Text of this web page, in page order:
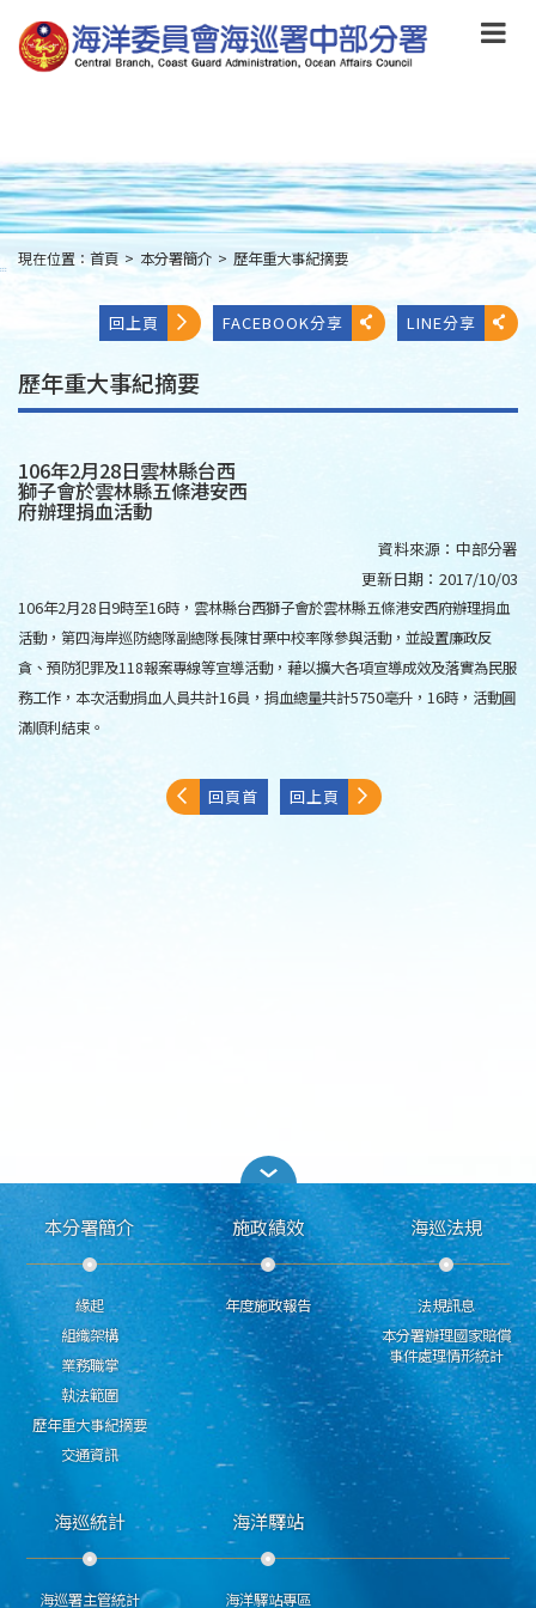
到
主
要
main
content
:::
現在位置： 首頁 > 本分署簡介 > 歷年重大事紀摘要
回上頁 FACEBOOK分享 LINE分享
歷年重大事紀摘要
106年2月28日雲林縣台西
獅子會於雲林縣五條港安西
府辦理捐血活動
資料來源： 中部分署
更新日期： 2017/10/03
106年2月28日9時至16時，雲林縣台西獅子會於雲林縣五條港安西府辦理捐血
活動，第四海岸巡防總隊副總隊長陳甘栗中校率隊參與活動，並設置廉政反
貪、預防犯罪及118報案專線等宣導活動，藉以擴大各項宣導成效及落實為民服
務工作，本次活動捐血人員共計16員，捐血總量共計5750亳升，16時，活動圓
滿順利結束。
回頁首 回上頁
本分署簡介
緣起
組織架構
業務職掌
執法範圍
歷年重大事紀摘要
交通資訊
施政績效
年度施政報告
海巡法規
法規訊息
本分署辦理國家賠償
事件處理情形統計
海巡統計
海巡署主管統計
海洋驛站
海洋驛站專區